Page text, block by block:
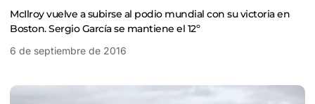
McIlroy vuelve a subirse al podio mundial con su victoria en
Boston. Sergio García se mantiene el 12º
6 de septiembre de 2016